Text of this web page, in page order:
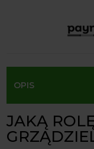
Odbiór osobisty:
OPIS
JAKĄ